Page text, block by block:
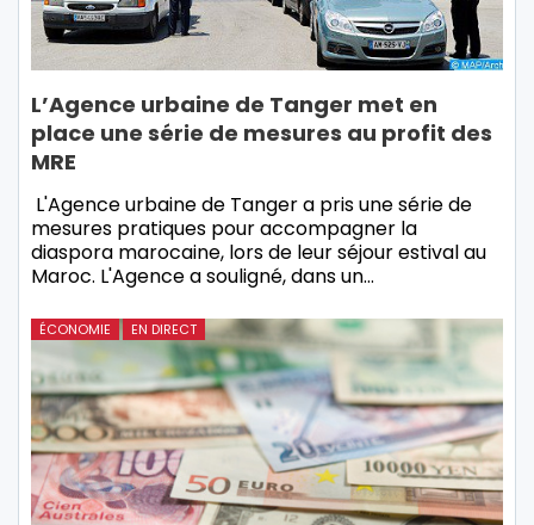
L’Agence urbaine de Tanger met en
place une série de mesures au profit des
MRE
L'Agence urbaine de Tanger a pris une série de
mesures pratiques pour accompagner la
diaspora marocaine, lors de leur séjour estival au
Maroc. L'Agence a souligné, dans un…
ÉCONOMIE EN DIRECT